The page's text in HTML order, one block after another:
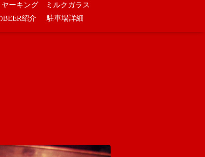
ヤーキング ミルクガラス
BEER紹介 駐車場詳細